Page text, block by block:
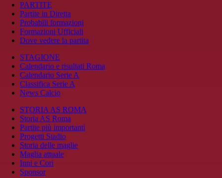
PARTITE
Partite in Diretta
Probabili formazioni
Formazioni Ufficiali
Dove vedere la partita
STAGIONE
Calendario e risultati Roma
Calendario Serie A
Classifica Serie A
News Calcio
STORIA AS ROMA
Storia AS Roma
Partite più importanti
Progetti Stadio
Storia delle maglie
Maglia attuale
Inni e Cori
Sponsor